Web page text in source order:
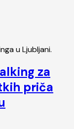
u Ljubljani.
za
priča